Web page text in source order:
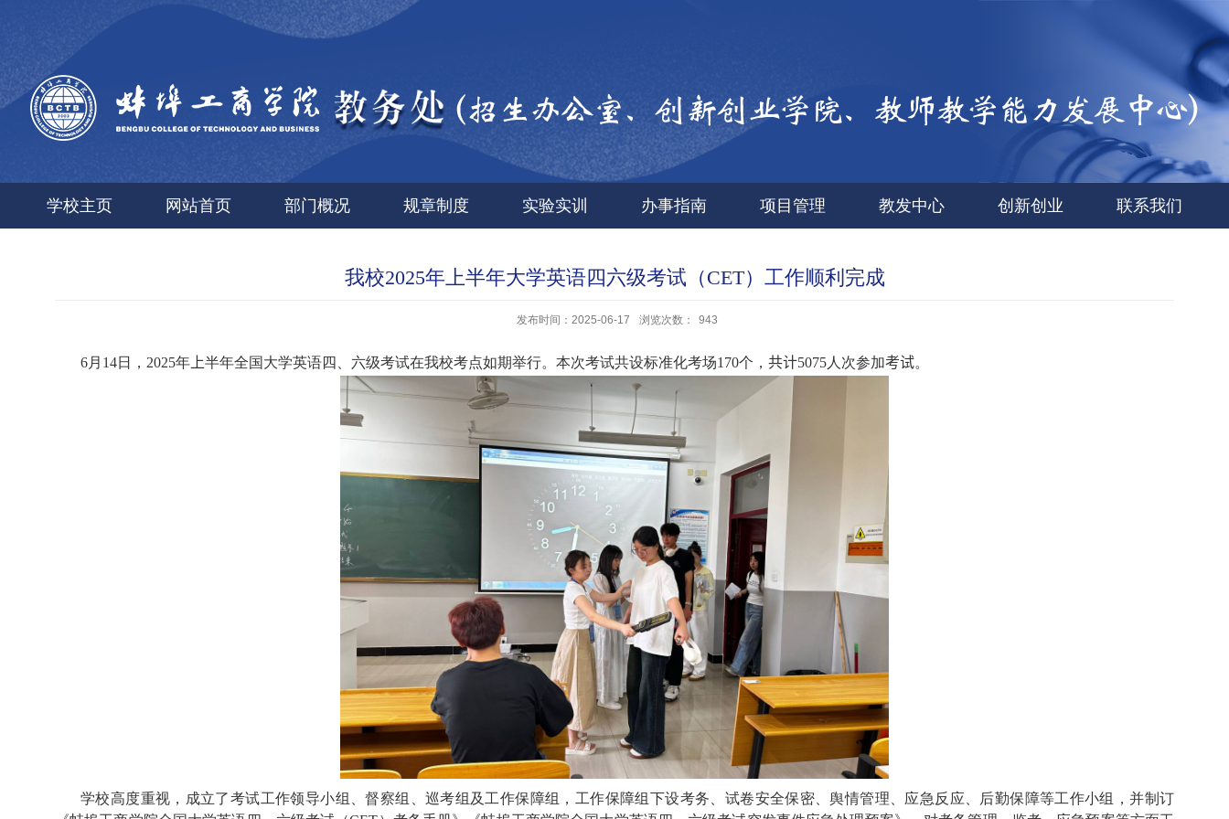
学校主页 网站首页 部门概况 规章制度 实验实训 办事指南 项目管理 教发中心 创新创业 联系我们
我校2025年上半年大学英语四六级考试（CET）工作顺利完成
发布时间：2025-06-17 浏览次数： 943
6月 14日， 2025年 上半年全国大学英语四、六级考试在我校考点如期举行。本次考试共设标准化考场170个， 共计5075 人次参加考试。
学校高度重视，成立了考试工作领导小组、督察组、巡考组及工作保障组，工作保障组下设考务、试卷安全保密、舆情管理、应急反应、后勤保障等工作小组，并制订